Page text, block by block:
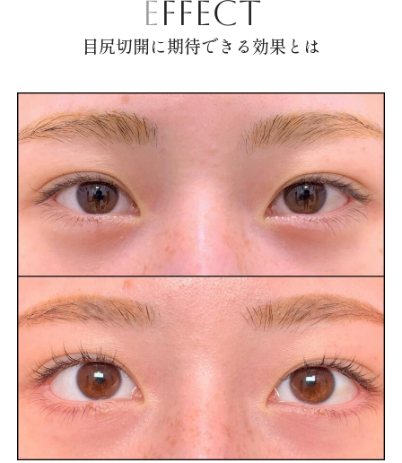
EFFECT
目尻切開に期待できる効果とは